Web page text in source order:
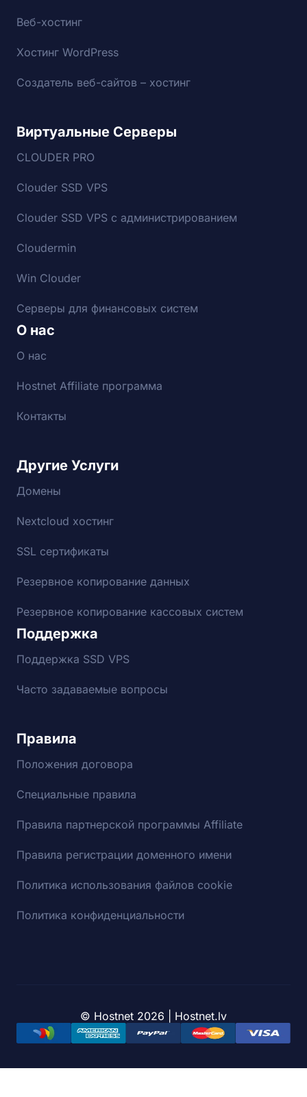
Веб-хостинг
Хостинг WordPress
Создатель веб-сайтов – хостинг
Виртуальные Серверы
CLOUDER PRO
Clouder SSD VPS
Clouder SSD VPS с администрированием
Cloudermin
Win Clouder
Серверы для финансовых систем
О нас
О нас
Hostnet Affiliate программа
Контакты
Другие Услуги
Домены
Nextcloud хостинг
SSL сертификаты
Резервное копирование данных
Резервное копирование кассовых систем
Поддержка
Поддержка SSD VPS
Часто задаваемые вопросы
Правила
Положения договора
Специальные правила
Правила партнерской программы Affiliate
Правила регистрации доменного имени
Политика использования файлов cookie
Политика конфиденциальности
© Hostnet 2026 | Hostnet.lv